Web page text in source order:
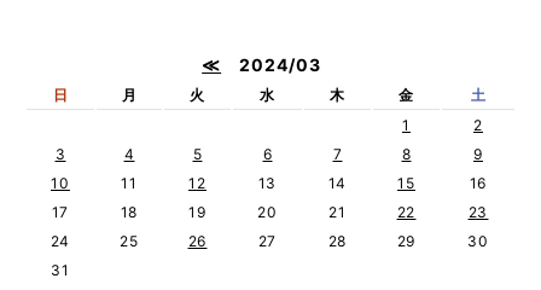
≪ 2024/03
日 月 火 水 木 金
土
1
2
3
4 5 6 7 8
9
10
11 12 13 14 15
16
17
18 19 20 21 22
23
24
25 26 27 28 29
30
31